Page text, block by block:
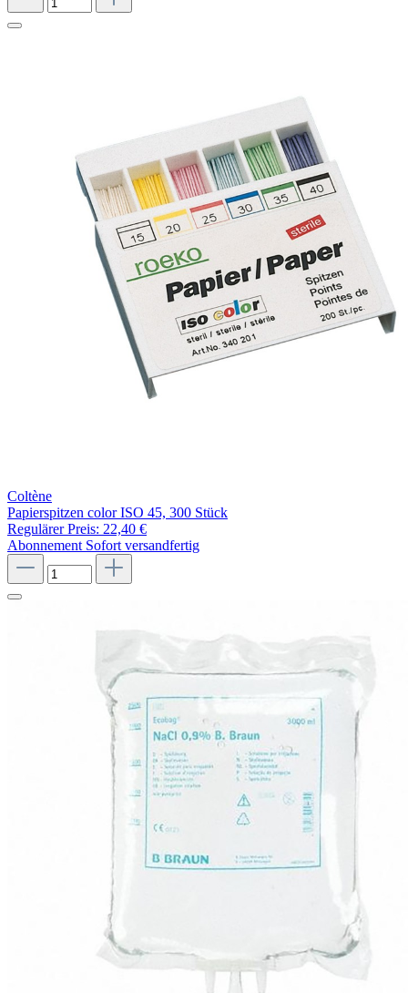
Coltène
Papierspitzen color ISO 45, 300 Stück
Regulärer Preis: 22,40 €
Abonnement Sofort versandfertig